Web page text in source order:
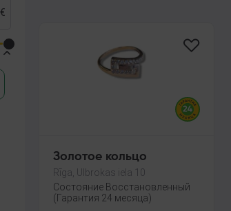
€
Золотое кольцо
Rīga, Ulbrokas iela 10
Состояние Восстановленный
(Гарантия 24 месяца)